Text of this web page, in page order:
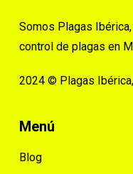
Somos Plagas
control de plagas en
2024 © Plagas
Menú
Blog